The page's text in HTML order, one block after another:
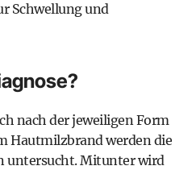
Schwellung und
nach der jeweiligen Form
Hautmilzbrand werden die
untersucht. Mitunter wird